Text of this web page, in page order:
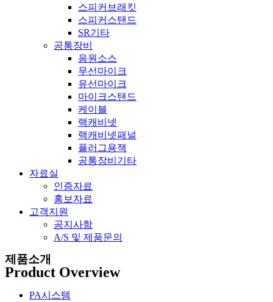
스피커브래킷
스피커스탠드
SR기타
공통장비
음원소스
무선마이크
유선마이크
마이크스탠드
케이블
랙캐비넷
랙캐비넷패널
플러그용잭
공통장비기타
자료실
인증자료
홍보자료
고객지원
공지사항
A/S 및 제품문의​
제품소개
Product Overview
PA시스템